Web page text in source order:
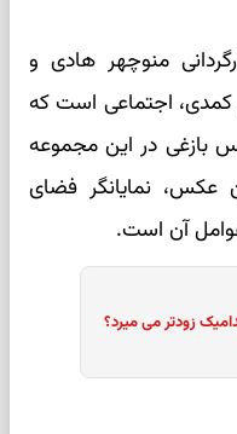
منوچهر هادی و
کمدی، اجتماعی است که
بازغی در این مجموعه
نمایانگر فضای
آن است.
زودتر می میرد؟